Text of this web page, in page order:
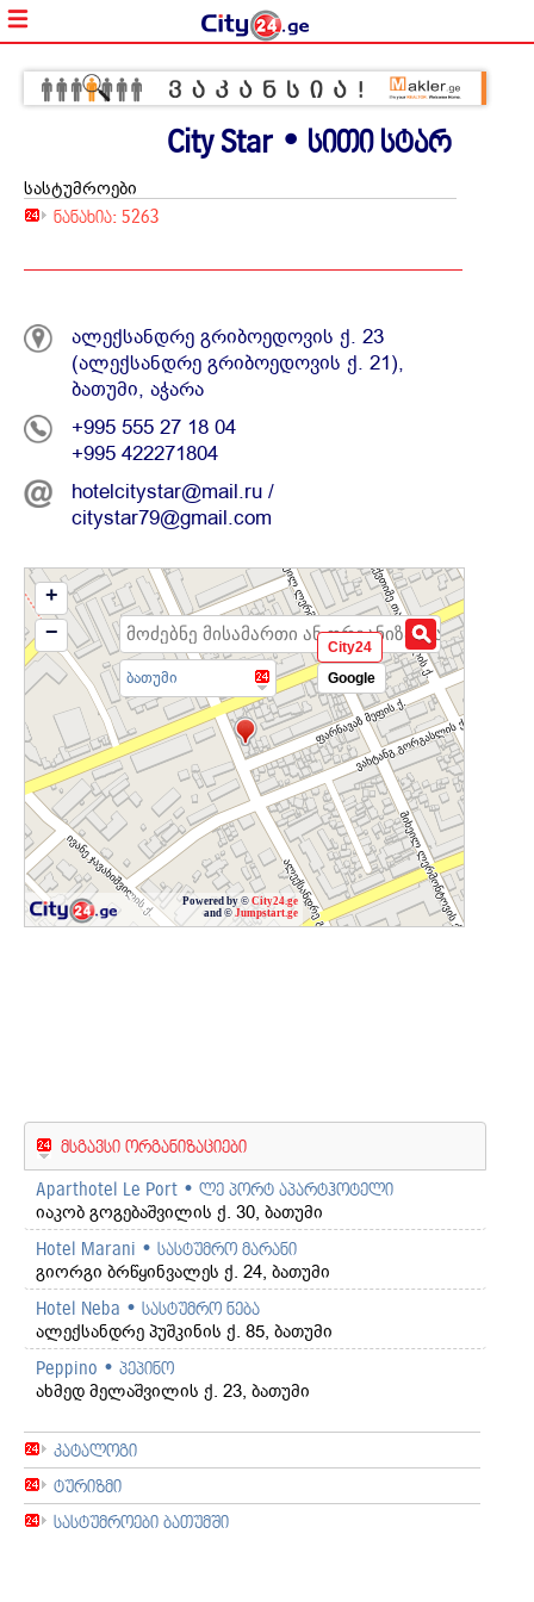
City Star • სითი სტარ
სასტუმროები
ნანახია: 5263
ალექსანდრე გრიბოედოვის ქ. 23
(ალექსანდრე გრიბოედოვის ქ. 21),
ბათუმი, აჭარა
+995 555 27 18 04
+995 422271804
hotelcitystar@mail.ru /
citystar79@gmail.com
ბათუმი
Powered by © City24.ge
and © Jumpstart.ge
+
−
City24
Google
მსგავსი ორგანიზაციები
Aparthotel Le Port • ლე პორტ აპარტჰოტელი
იაკობ გოგებაშვილის ქ. 30, ბათუმი
Hotel Marani • სასტუმრო მარანი
გიორგი ბრწყინვალეს ქ. 24, ბათუმი
Hotel Neba • სასტუმრო ნება
ალექსანდრე პუშკინის ქ. 85, ბათუმი
Peppino • პეპინო
ახმედ მელაშვილის ქ. 23, ბათუმი
კატალოგი
ტურიზმი
სასტუმროები ბათუმში